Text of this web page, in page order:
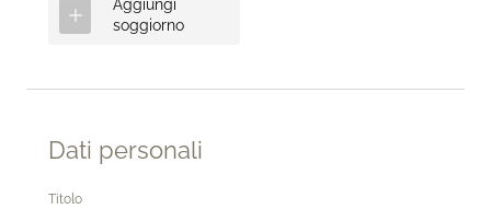
Aggiungi
soggiorno
Dati personali
Titolo